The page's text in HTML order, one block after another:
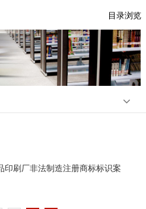
目录浏览
印刷厂非法制造注册商标标识案